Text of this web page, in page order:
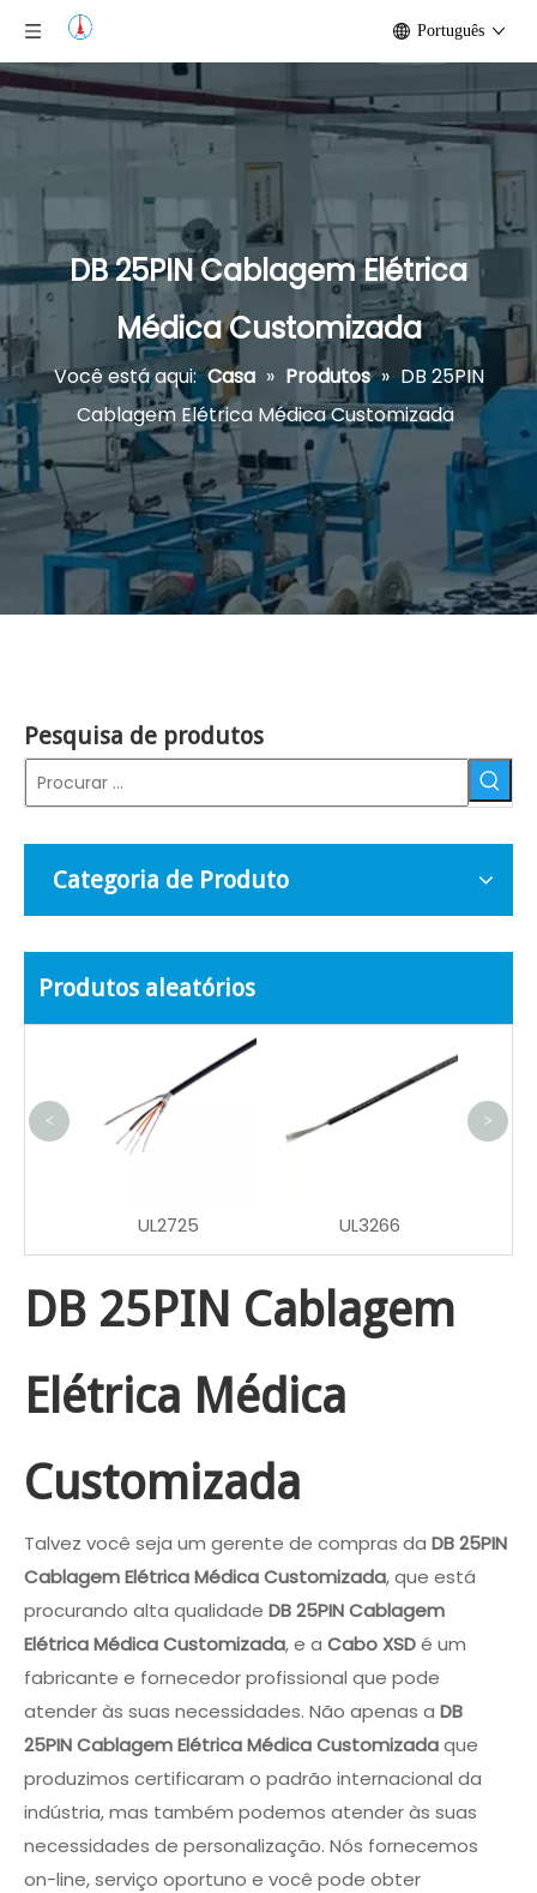
Português
DB 25PIN Cablagem Elétrica
Médica Customizada
Você está aqui: Casa » Produtos » DB 25PIN
Cablagem Elétrica Médica Customizada
Pesquisa de produtos
Categoria de Produto
Produtos aleatórios
UL2725 UL3266
< >
DB 25PIN Cablagem
Elétrica Médica
Customizada
Talvez você seja um gerente de compras da DB 25PIN
Cablagem Elétrica Médica Customizada, que está
procurando alta qualidade DB 25PIN Cablagem
Elétrica Médica Customizada, e a Cabo XSDé um
fabricante e fornecedor profissional que pode
atender às suas necessidades. Não apenas a DB
25PIN Cablagem Elétrica Médica Customizadaque
produzimos certificaram o padrão internacional da
indústria, mas também podemos atender às suas
necessidades de personalização. Nós fornecemos
on-line, serviço oportuno e você pode obter